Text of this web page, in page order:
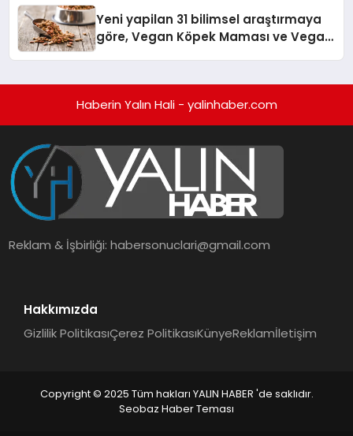
Yeni yapilan 31 bilimsel araştırmaya
göre, Vegan Köpek Maması ve Vegan
Haberin Yalın Hali - yalinhaber.com
Reklam & İşbirliği:habersonuclari@gmail.com
Hakkımızda
Gizlilik PolitikasıÇerez PolitikasıKünyeReklamİletişim
Copyright © 2025 Tüm hakları YALIN HABER 'de saklıdır.
Seobaz Haber Teması